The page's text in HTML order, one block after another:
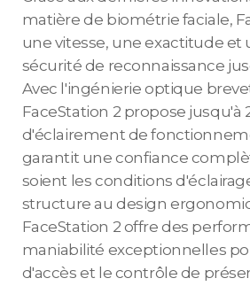
matière de biométrie faciale,
une vitesse, une exactitude et
sécurité de reconnaissance
Avec l'ingénierie optique
FaceStation 2 propose jusqu'à
d'éclairement de
garantit une confiance
soient les conditions
structure au design
FaceStation 2 offre des
maniabilité exceptionnelles
d'accès et le contrôle de